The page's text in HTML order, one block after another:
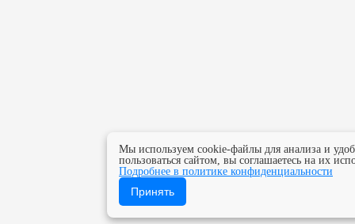
Мы используем cookie-файлы для анализа и
пользоваться сайтом, вы соглашаетесь на их
Подробнее в политике конфиденциальности
Принять